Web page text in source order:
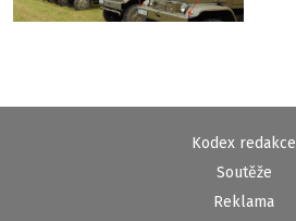
Kodex redakce
Soutěže
Reklama